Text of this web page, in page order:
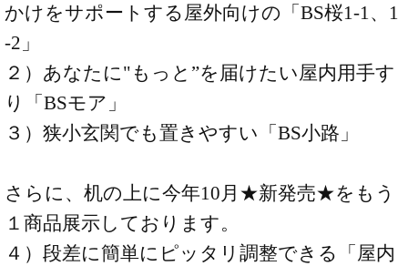
かけをサポートする屋外向けの「BS桜1-1、1
-2」
２）あなたに"もっと”を届けたい屋内用手す
り「BSモア」
３）狭小玄関でも置きやすい「BS小路」
さらに、机の上に今年10月★新発売★をもう
１商品展示しております。
４）段差に簡単にピッタリ調整できる「屋内